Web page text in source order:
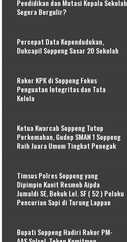
Pendidikan dan Mutasi Kepala Sekolah
Segera Bergulir?
Percepat Data Kependudukan,
Dukcapil Soppeng Sasar 20 Sekolah
Rakor KPK di Soppeng Fokus
Penguatan Integritas dan Tata
Kelola
Ketua Kwarcab Soppeng Tutup
Perkemahan, Gudep SMAN 1 Soppeng
Raih Juara Umum Tingkat Penegak
Timsus Polres Soppeng yang
Dipimpin Kanit Resmob Aipda
Jumaldi SE, Bekuk Lel. SF ( 52 ) Pelaku
Pencurian Sapi di Turung Lappae
Bupati Soppeng Hadiri Rakor PM-